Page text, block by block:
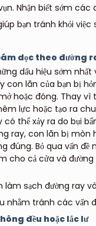
Nhận biết sớm các
bạn tránh khỏi việc
dọc theo đường
dấu hiệu sớm nhất
con lăn của bạn bị
hoặc đóng. Thay vì
lực hoặc tạo ra
có thể xảy ra do bụi
ray, con lăn bị mòn
đúng. Bỏ qua vấn đề
cho cả cửa và
làm sạch đường ray
nhằm tránh các vấn
đều hoặc lắc lư